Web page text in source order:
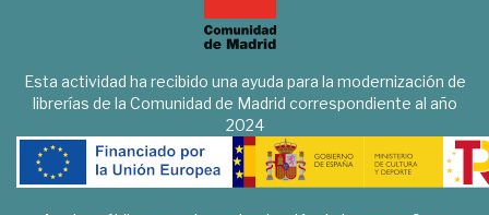
Esta actividad ha recibido una ayuda para la modernización de
librerías de la Comunidad de Madrid correspondiente al año
2024